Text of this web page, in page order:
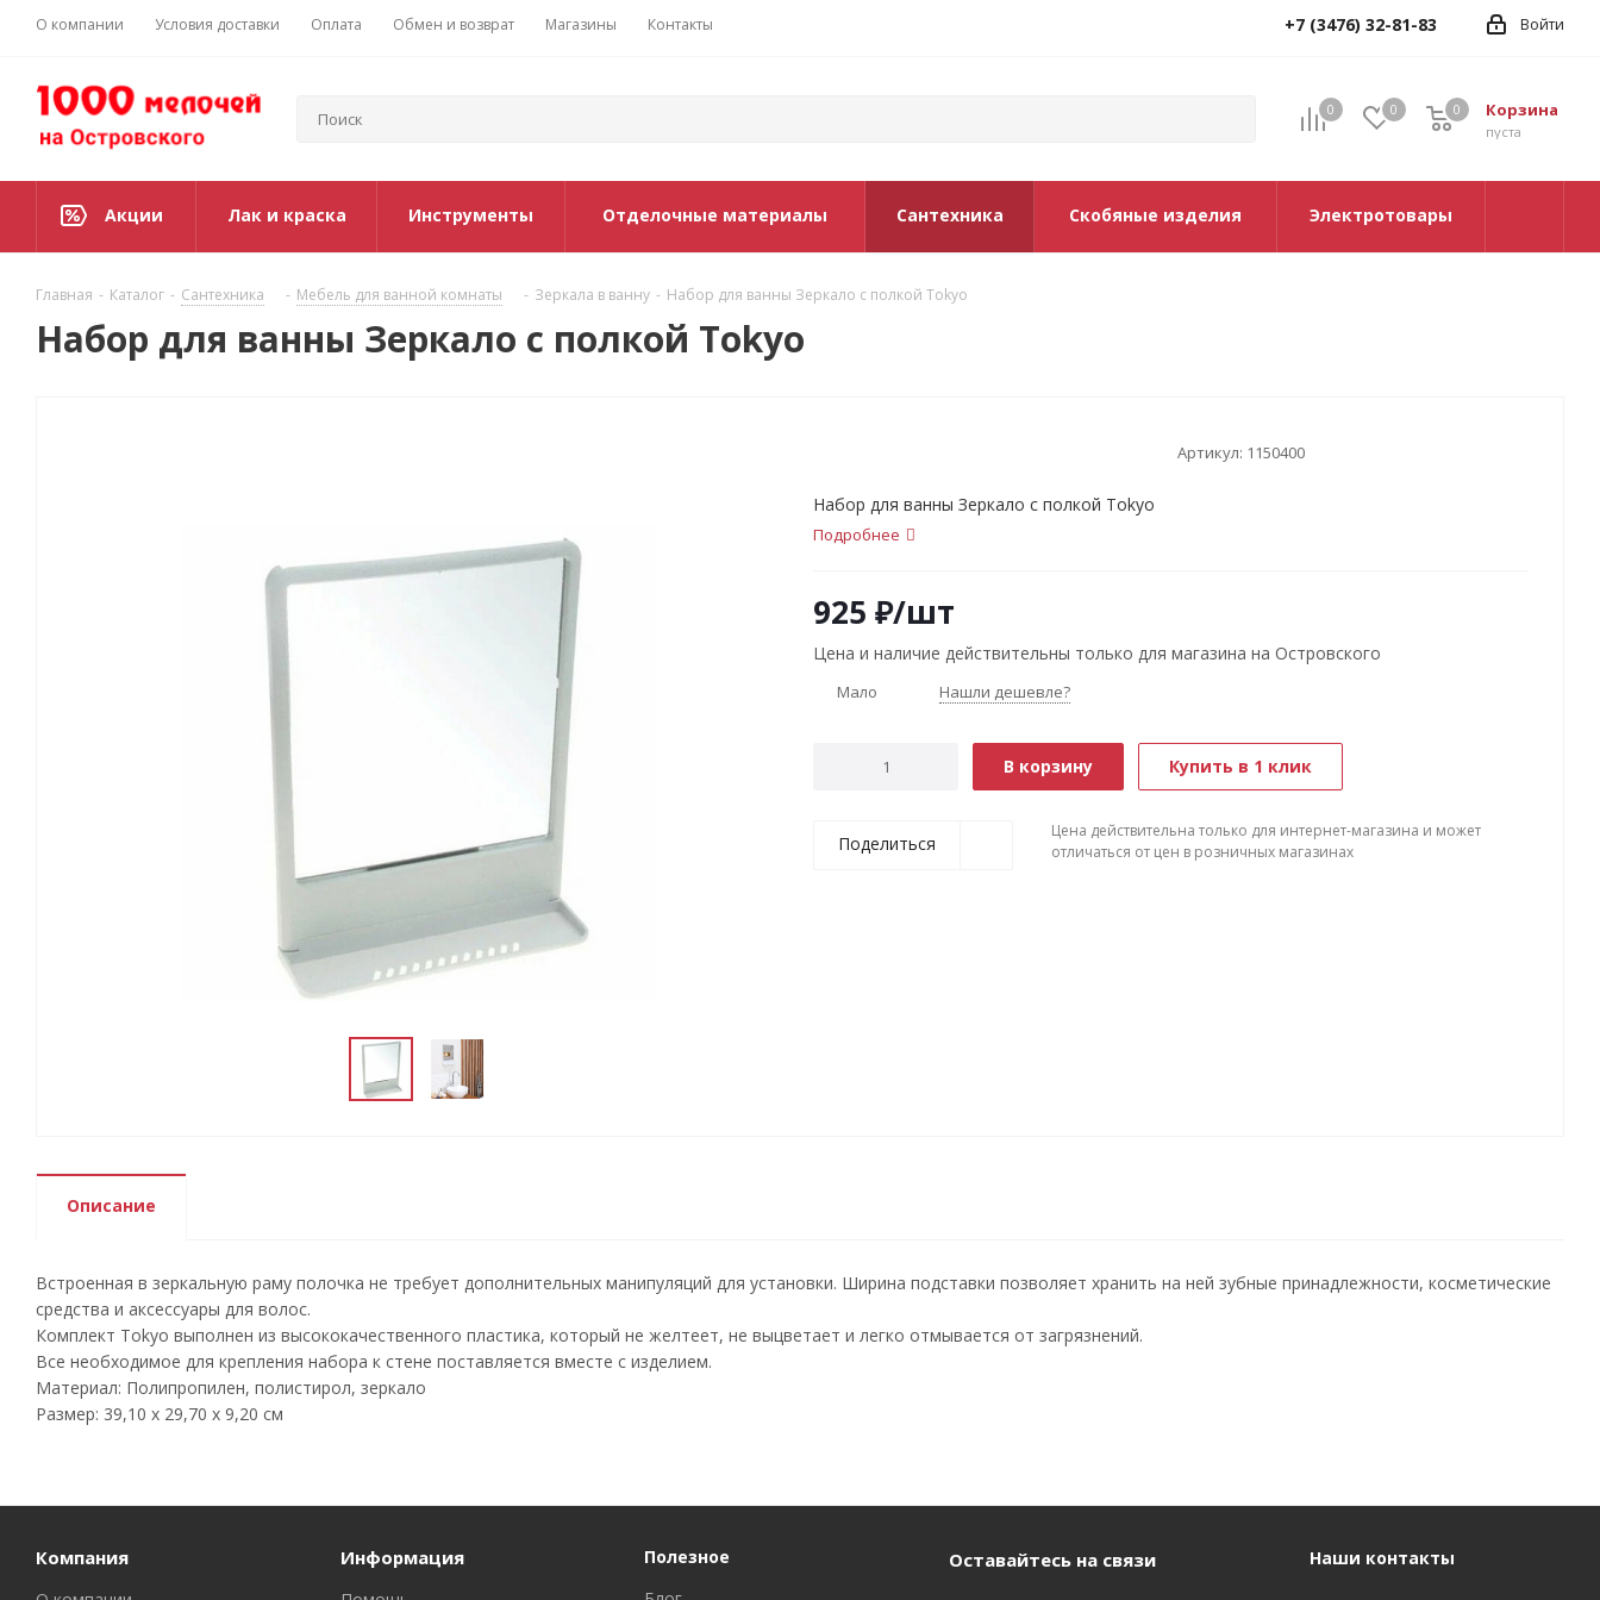
О компании Условия доставки Оплата Обмен и возврат Магазины Контакты Войти
+7 (3476) 32-81-83
0 0 Корзина
0
пуста
0
Акции Лак и краска Инструменты Отделочные материалы Сантехника Скобяные изделия Электротовары
Главная - Каталог - Сантехника - Мебель для ванной комнаты - Зеркала в ванну - Набор для ванны Зеркало c полкой Tokyo
Набор для ванны Зеркало c полкой Tokyo
Артикул: 1150400
Набор для ванны Зеркало c полкой Tokyo
Подробнее
925 ₽/шт
Цена и наличие действительны только для магазина на Островского
Мало Нашли дешевле?
В корзину Купить в 1 клик
Поделиться
Цена действительна только для интернет-магазина и может
отличаться от цен в розничных магазинах
Описание
Встроенная в зеркальную раму полочка не требует дополнительных манипуляций для установки. Ширина подставки позволяет хранить на ней зубные принадлежности, косметические
средства и аксессуары для волос.
Комплект Tokyo выполнен из высококачественного пластика, который не желтеет, не выцветает и легко отмывается от загрязнений.
Все необходимое для крепления набора к стене поставляется вместе с изделием.
Материал: Полипропилен, полистирол, зеркало
Размер: 39,10 х 29,70 х 9,20 см
Компания Информация
Полезное
Оставайтесь на связи Наши контакты